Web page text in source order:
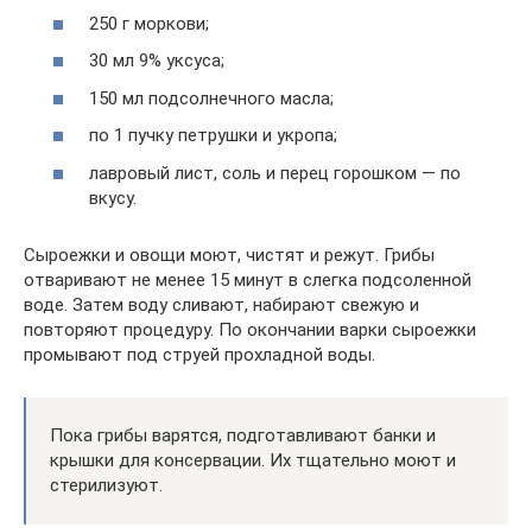
250 г моркови;
30 мл 9% уксуса;
150 мл подсолнечного масла;
по 1 пучку петрушки и укропа;
лавровый лист, соль и перец горошком — по
вкусу.
Сыроежки и овощи моют, чистят и режут. Грибы
отваривают не менее 15 минут в слегка подсоленной
воде. Затем воду сливают, набирают свежую и
повторяют процедуру. По окончании варки сыроежки
промывают под струей прохладной воды.
Пока грибы варятся, подготавливают банки и
крышки для консервации. Их тщательно моют и
стерилизуют.